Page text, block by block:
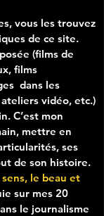
vous les trouvez
de ce site.
(films de
films
dans les
vidéo, etc.)
C’est mon
mettre en
ses
de son histoire.
le beau et
sur mes 20
le journalisme